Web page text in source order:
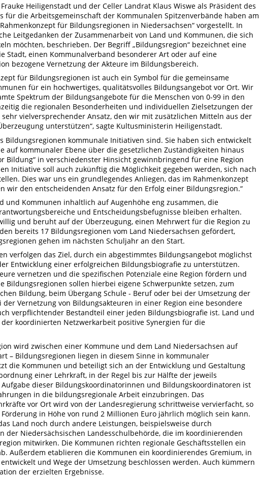
Heiligenstadt und der Celler Landrat Klaus Wiswe als Präsident des
für die Arbeitsgemeinschaft der Kommunalen Spitzenverbände haben am
für Bildungsregionen in Niedersachsen“ vorgestellt. In
Leitgedanken der Zusammenarbeit von Land und Kommunen, die sich
möchten, beschrieben. Der Begriff „Bildungsregion“ bezeichnet eine
Stadt, einen Kommunalverband besonderer Art oder auf eine
bezogene Vernetzung der Akteure im Bildungsbereich.
für Bildungsregionen ist auch ein Symbol für die gemeinsame
für ein hochwertiges, qualitätsvolles Bildungsangebot vor Ort. Wir
Spektrum der Bildungsangebote für die Menschen von 0-99 in den
die regionalen Besonderheiten und individuellen Zielsetzungen der
vielversprechender Ansatz, den wir mit zusätzlichen Mitteln aus der
unterstützen“, sagte Kultusministerin Heiligenstadt.
Bildungsregionen kommunale Initiativen sind. Sie haben sich entwickelt
auf kommunaler Ebene über die gesetzlichen Zuständigkeiten hinaus
Bildung“ in verschiedenster Hinsicht gewinnbringend für eine Region
Initiative soll auch zukünftig die Möglichkeit gegeben werden, sich nach
Dies war uns ein grundlegendes Anliegen, das im Rahmenkonzept
wir den entscheidenden Ansatz für den Erfolg einer Bildungsregion.“
und Kommunen inhaltlich auf Augenhöhe eng zusammen, die
und Entscheidungsbefugnisse bleiben erhalten.
und beruht auf der Überzeugung, einen Mehrwert für die Region zu
bereits 17 Bildungsregionen vom Land Niedersachsen gefördert,
gehen im nächsten Schuljahr an den Start.
verfolgen das Ziel, durch ein abgestimmtes Bildungsangebot möglichst
Entwicklung einer erfolgreichen Bildungsbiografie zu unterstützen.
vernetzen und die spezifischen Potenziale eine Region fördern und
Bildungsregionen sollen hierbei eigene Schwerpunkte setzen, zum
Bildung, beim Übergang Schule - Beruf oder bei der Umsetzung der
Vernetzung von Bildungsakteuren in einer Region eine besondere
verpflichtender Bestandteil einer jeden Bildungsbiografie ist. Land und
koordinierten Netzwerkarbeit positive Synergien für die
wird zwischen einer Kommune und dem Land Niedersachsen auf
– Bildungsregionen liegen in diesem Sinne in kommunaler
die Kommunen und beteiligt sich an der Entwicklung und Gestaltung
einer Lehrkraft, in der Regel bis zur Hälfte der jeweils
dieser Bildungskoordinatorinnen und Bildungskoordinatoren ist
in die bildungsregionale Arbeit einzubringen. Das
vor Ort wird von der Landesregierung schrittweise vervierfacht, so
in Höhe von rund 2 Millionen Euro jährlich möglich sein kann.
Land noch durch andere Leistungen, beispielsweise durch
der Niedersächsischen Landesschulbehörde, die im koordinierenden
mitwirken. Die Kommunen richten regionale Geschäftsstellen ein
Außerdem etablieren die Kommunen ein koordinierendes Gremium, in
und Wege der Umsetzung beschlossen werden. Auch kümmern
der erzielten Ergebnisse.